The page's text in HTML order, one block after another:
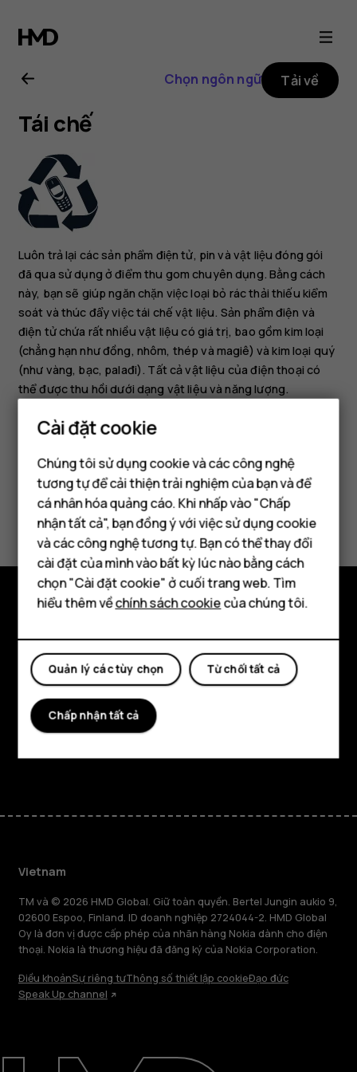
Hướng
dẫn
sử
dụng
Nokia
2.1
Điện thoại thông minh
Điện thoại phổ thông
Máy tính bảng
Giới thiệu
Chọn ngôn ngữ Tải về
Tái chế
Luôn trả lại các sản phẩm điện tử, pin và vật liệu đóng gói
đã qua sử dụng ở điểm thu gom chuyên dụng. Bằng cách
này, bạn sẽ giúp ngăn chặn việc loại bỏ rác thải thiếu kiểm
soát và thúc đẩy việc tái chế vật liệu. Sản phẩm điện và
điện tử chứa rất nhiều vật liệu có giá trị, bao gồm kim loại
(chẳng hạn như đồng, nhôm, thép và magiê) và kim loại quý
(như vàng, bạc, palađi). Tất cả vật liệu của điện thoại có
thể được thu hồi dưới dạng vật liệu và năng lượng.
Bạn tìm được thông tin hữu ích không?
Có Không
Giới thiệu
Planet and people
Hỗ trợ
FacebookInstagram
TiktokYoutubeLinkedinDiscord
Vietnam
TM và © 2026 HMD Global. Giữ toàn quyền. Bertel Jungin aukio 9,
02600 Espoo, Finland. ID doanh nghiệp 2724044-2. HMD Global
Oy là đơn vị được cấp phép của nhãn hàng Nokia dành cho điện
thoại. Nokia là thương hiệu đã đăng ký của Nokia Corporation.
Điều khoảnSự riêng tưThông số thiết lập cookieĐạo đức
Speak Up channel
Cài đặt cookie
Chúng tôi sử dụng cookie và các công nghệ
tương tự để cải thiện trải nghiệm của bạn và để
cá nhân hóa quảng cáo. Khi nhấp vào "Chấp
nhận tất cả", bạn đồng ý với việc sử dụng cookie
và các công nghệ tương tự. Bạn có thể thay đổi
cài đặt của mình vào bất kỳ lúc nào bằng cách
chọn "Cài đặt cookie" ở cuối trang web. Tìm
hiểu thêm vềchính sách cookiecủa chúng tôi.
Từ chối tất cả
Quản lý các tùy chọn
Chấp nhận tất cả